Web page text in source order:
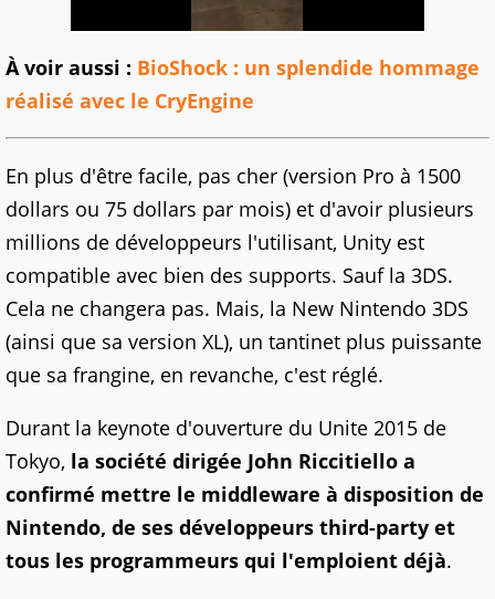
À voir aussi : BioShock : un splendide hommage
réalisé avec le CryEngine
En plus d'être facile, pas cher (version Pro à 1500
dollars ou 75 dollars par mois) et d'avoir plusieurs
millions de développeurs l'utilisant, Unity est
compatible avec bien des supports. Sauf la 3DS.
Cela ne changera pas. Mais, la New Nintendo 3DS
(ainsi que sa version XL), un tantinet plus puissante
que sa frangine, en revanche, c'est réglé.
Durant la keynote d'ouverture du Unite 2015 de
Tokyo, la société dirigée John Riccitiello a
confirmé mettre le middleware à disposition de
Nintendo, de ses développeurs third-party et
tous les programmeurs qui l'emploient déjà.